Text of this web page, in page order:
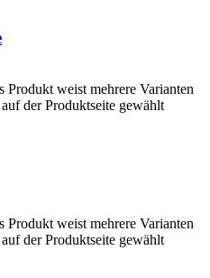
Produkt weist mehrere Varianten
der Produktseite gewählt
Produkt weist mehrere Varianten
der Produktseite gewählt